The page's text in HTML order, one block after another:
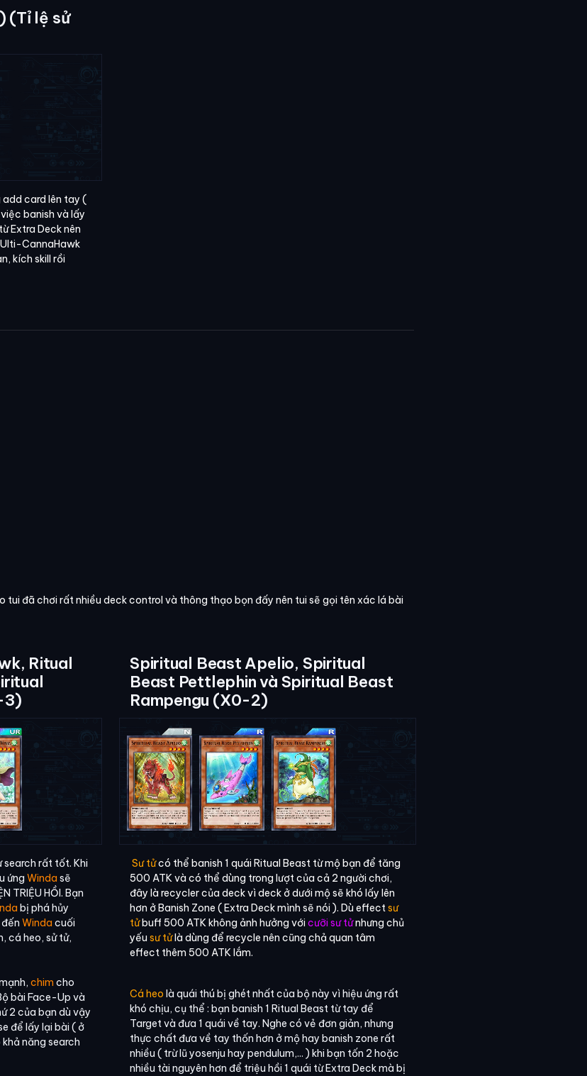
(Tỉ lệ sử
add card lên tay (
banish và lấy
Extra Deck nên
CannaHawk
kích skill rồi
tui đã chơi rất nhiều deck control và thông thạo bọn đấy nên tui sẽ gọi tên xác lá bài
Ritual
3)
search rất tốt. Khi
ứng Winda sẽ
TRIỆU HỒI. Bạn
bị phá hủy
Winda cuối
cá heo, sử tử,
chim cho
bài Face-Up và
2 của bạn dù vậy
để lấy lại bài ( ở
năng search
Spiritual Beast Apelio, Spiritual
Beast Pettlephin và Spiritual Beast
Rampengu (X0-2)
Sư tửcó thể banish 1 quái Ritual Beast từ mộ bạn để tăng
500 ATK và có thể dùng trong lượt của cả 2 người chơi,
đây là recycler của deck vì deck ở dưới mộ sẽ khó lấy lên
hơn ở Banish Zone ( Extra Deck mình sẽ nói ). Dù effectsư
tử buff 500 ATK không ảnh hưởng với cưỡi sư tửnhưng chủ
yếu sư tử là dùng để recycle nên cũng chả quan tâm
effect thêm 500 ATK lắm.
Cá heo là quái thú bị ghét nhất của bộ này vì hiệu ứng rất
khó chịu, cụ thể : bạn banish 1 Ritual Beast từ tay để
Target và đưa 1 quái về tay. Nghe có vẻ đơn giản, nhưng
thực chất đưa về tay thốn hơn ở mộ hay banish zone rất
nhiều ( trừ lũ yosenju hay pendulum,... ) khi bạn tốn 2 hoặc
nhiều tài nguyên hơn để triệu hồi 1 quái từ Extra Deck mà bị